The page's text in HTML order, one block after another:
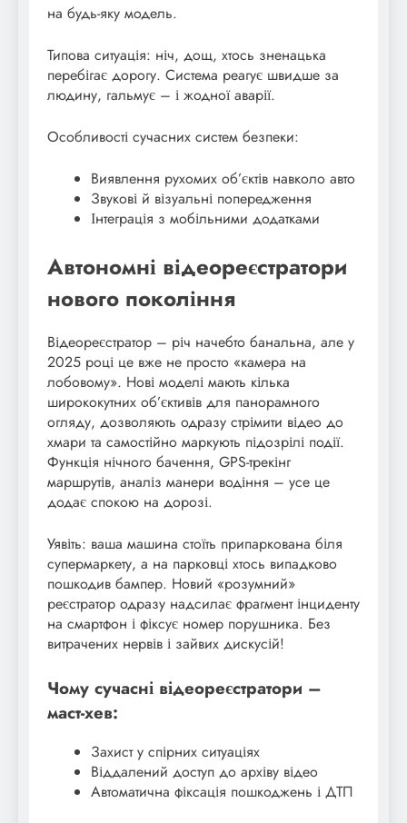
на будь-яку модель.
Типова ситуація: ніч, дощ, хтось зненацька
перебігає дорогу. Система реагує швидше за
людину, гальмує – і жодної аварії.
Особливості сучасних систем безпеки:
Виявлення рухомих об’єктів навколо авто
Звукові й візуальні попередження
Інтеграція з мобільними додатками
Автономні відеореєстратори
нового покоління
Відеореєстратор – річ начебто банальна, але у
2025 році це вже не просто «камера на
лобовому». Нові моделі мають кілька
ширококутних об’єктивів для панорамного
огляду, дозволяють одразу стрімити відео до
хмари та самостійно маркують підозрілі події.
Функція нічного бачення, GPS-трекінг
маршрутів, аналіз манери водіння – усе це
додає спокою на дорозі.
Уявіть: ваша машина стоїть припаркована біля
супермаркету, а на парковці хтось випадково
пошкодив бампер. Новий «розумний»
реєстратор одразу надсилає фрагмент інциденту
на смартфон і фіксує номер порушника. Без
витрачених нервів і зайвих дискусій!
Чому сучасні відеореєстратори –
маст-хев:
Захист у спірних ситуаціях
Віддалений доступ до архіву відео
Автоматична фіксація пошкоджень і ДТП